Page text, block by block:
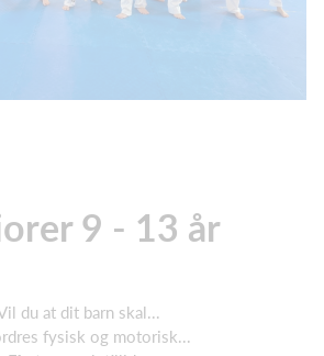
9 - 13 år
du at dit barn skal...
fysisk og motorisk...